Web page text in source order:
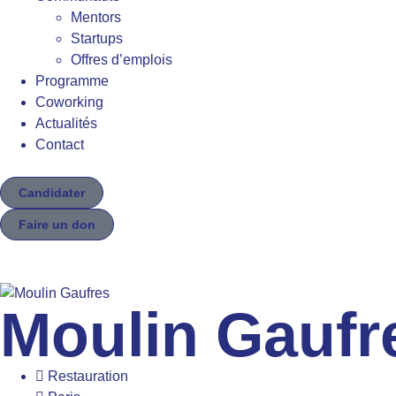
Mentors
Startups
Offres d’emplois
Programme
Coworking
Actualités
Contact
Candidater
Faire un don
Moulin
Restauration